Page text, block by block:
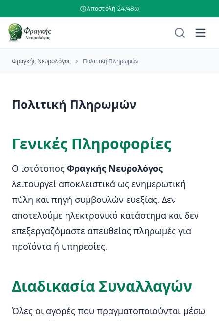
Αποστολή 24/48ω
Φραγκής Νευρολόγος Πολιτική Πληρωμών
Πολιτική Πληρωμών
Γενικές Πληροφορίες
Ο ιστότοπος Φραγκής Νευρολόγος
λειτουργεί αποκλειστικά ως ενημερωτική
πύλη και πηγή συμβουλών ευεξίας. Δεν
αποτελούμε ηλεκτρονικό κατάστημα και δεν
επεξεργαζόμαστε απευθείας πληρωμές για
προϊόντα ή υπηρεσίες.
Διαδικασία Συναλλαγών
Όλες οι αγορές που πραγματοποιούνται μέσω